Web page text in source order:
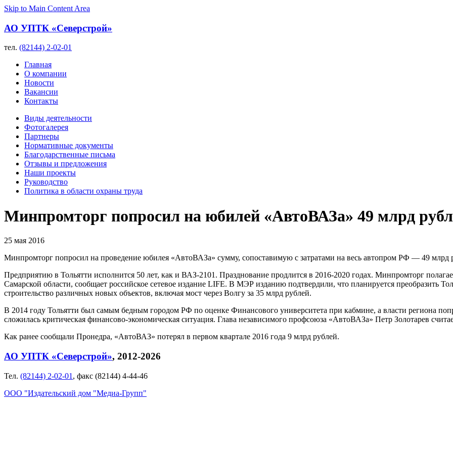
Skip to Main Content Area
АО УПТК «Северстрой»
тел. (82144) 2-02-01
Главная
О компании
Новости
Вакансии
Контакты
Виды деятельности
Фотогалерея
Партнеры
Нормативные документы
Благодарственные письма
Отзывы и предложения
Наши проекты
Руководство
Политика в области охраны труда
Минпромторг попросил на юбилей «АвтоВАЗа» 49 млрд
25 мая 2016
Минпромторг попросил на проведение юбилея «АвтоВАЗа» сумму, сопоставимую с затратами на весь автопром РФ — 49 млрд
Предприятию в Тольятти исполнится 50 лет, как и ВАЗ-2101. Празднование продлится в 2016-2020 годах. Минпромторг
Самарской области, сообщает российское сетевое издание LIFE. В МЭР изданию подтвердили, что планируется преобразить
строительство различных новых объектов, включая мост через Волгу за 35 млрд рублей.
В 2014 году Тольятти был самым бедным городом РФ по оценке Финансового университета при кабмине, а власти региона
сложилась критическая финансово-экономическая ситуация. Глава независимого профсоюза «АвтоВАЗа» Петр Золотарев
Как ранее сообщали Пронедра, «АвтоВАЗ» потерял в первом квартале 2016 года 9 млрд рублей.
АО УПТК «Северстрой», 2012-2026
Тел. (82144) 2-02-01 , факс (82144) 4-44-46
ООО "Издательский дом "Медиа-Групп"